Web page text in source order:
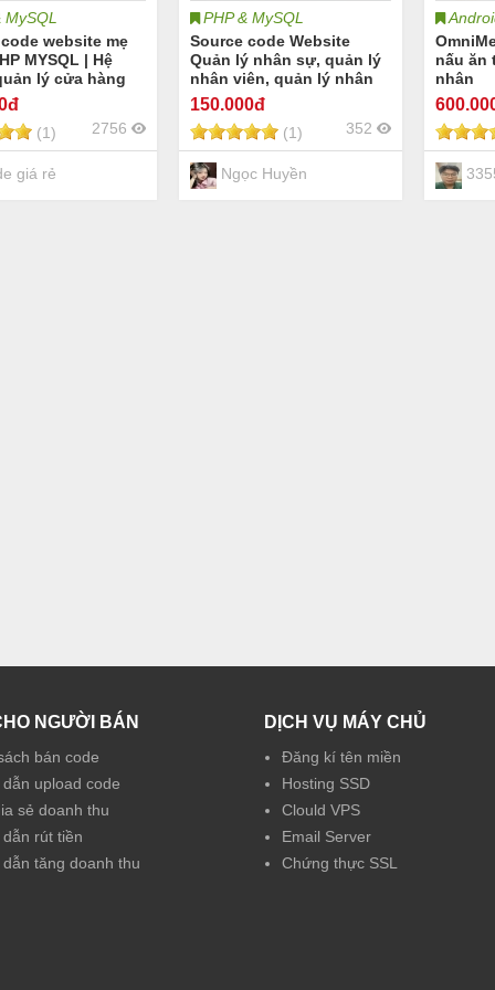
MySQL
website mẹ
MYSQL | Hệ
lý cửa hàng
bán sữa tã bỉm
cho bé | Full
bán hàng
và bé bán đồ
sữa tã bỉm
(1) 2756
giá rẻ
PHP & MySQL
Source code Website
Quản lý nhân sự, quản lý
nhân viên, quản lý nhân
sự bệnh viện[PHP Thuần
& MYSQL]
150.000đ
(1) 352
Ngọc Huyền
nấu ăn
nhân
600
NGƯỜI BÁN
bán code
upload code
sẻ doanh thu
rút tiền
tăng doanh thu
DỊCH VỤ MÁY CHỦ
Đăng kí tên miền
Hosting SSD
Clould VPS
Email Server
Chứng thực SSL